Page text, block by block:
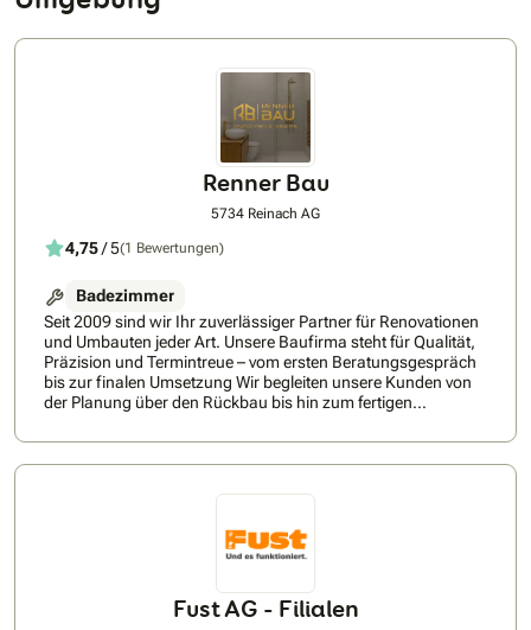
Renner Bau
5734 Reinach AG
4,75/ 5(1 Bewertungen)
Badezimmer
Seit 2009 sind wir Ihr zuverlässiger Partner für Renovationen
und Umbauten jeder Art. Unsere Baufirma steht für Qualität,
Präzision und Termintreue – vom ersten Beratungsgespräch
bis zur finalen Umsetzung Wir begleiten unsere Kunden von
der Planung über den Rückbau bis hin zum fertigen
und effiziente Arbeitsweisen. Ob Badsanierung,
Fassadenisolation, Malerarbeiten oder komplette Umbauten
und professionell umgesetzt wird. Unser Ziel ist es, Räume zu
Bauprojekte so umzusetzen, dass sie ästhetisch, funktional
und langlebig sind. Mit über 15 Jahren Erfahrung und
höchstem Niveau – zuverlässig, kompetent und mit Liebe
Fust AG - Filialen